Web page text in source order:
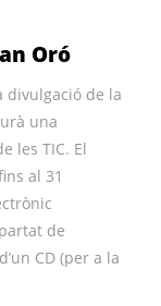
Oró
divulgació de la
una
les TIC. El
al 31
de
CD (per a la